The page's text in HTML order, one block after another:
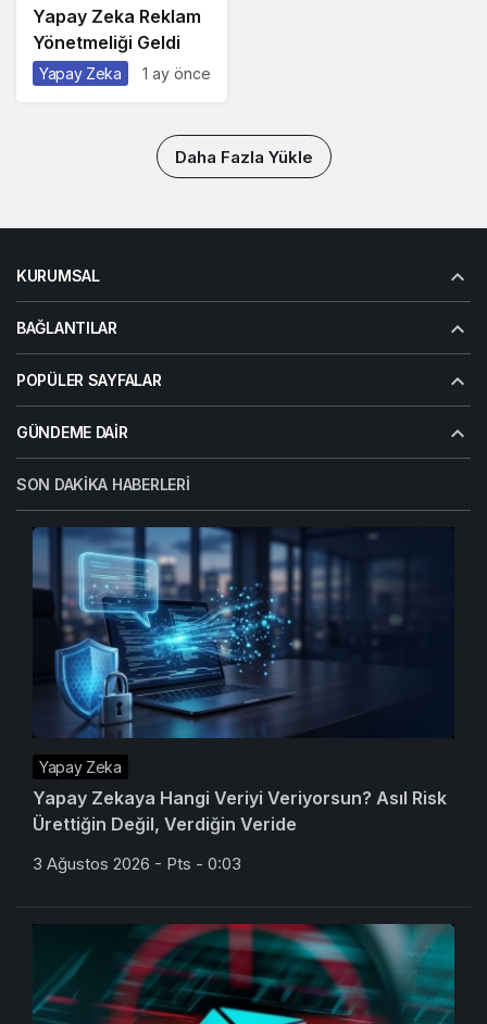
Yapay Zeka Reklam
Yönetmeliği Geldi
Yapay Zeka 1 ay önce
Daha Fazla Yükle
KURUMSAL
BAĞLANTILAR
POPÜLER SAYFALAR
GÜNDEME DAIR
SON DAKIKA HABERLERI
Yapay Zeka
Yapay Zekaya Hangi Veriyi Veriyorsun? Asıl Risk
Ürettiğin Değil, Verdiğin Veride
3 Ağustos 2026 - Pts - 0:03